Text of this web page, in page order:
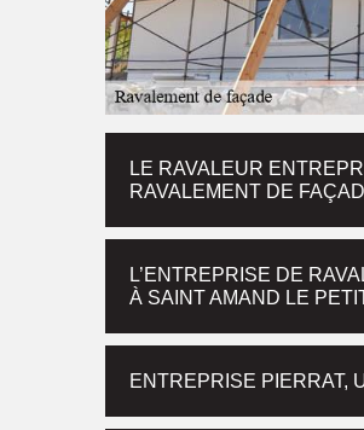
LE RAVALEUR
RAVALEMENT DE
L’ENTREPRISE DE
À SAINT AMAND LE
ENTREPRISE PIERRAT,